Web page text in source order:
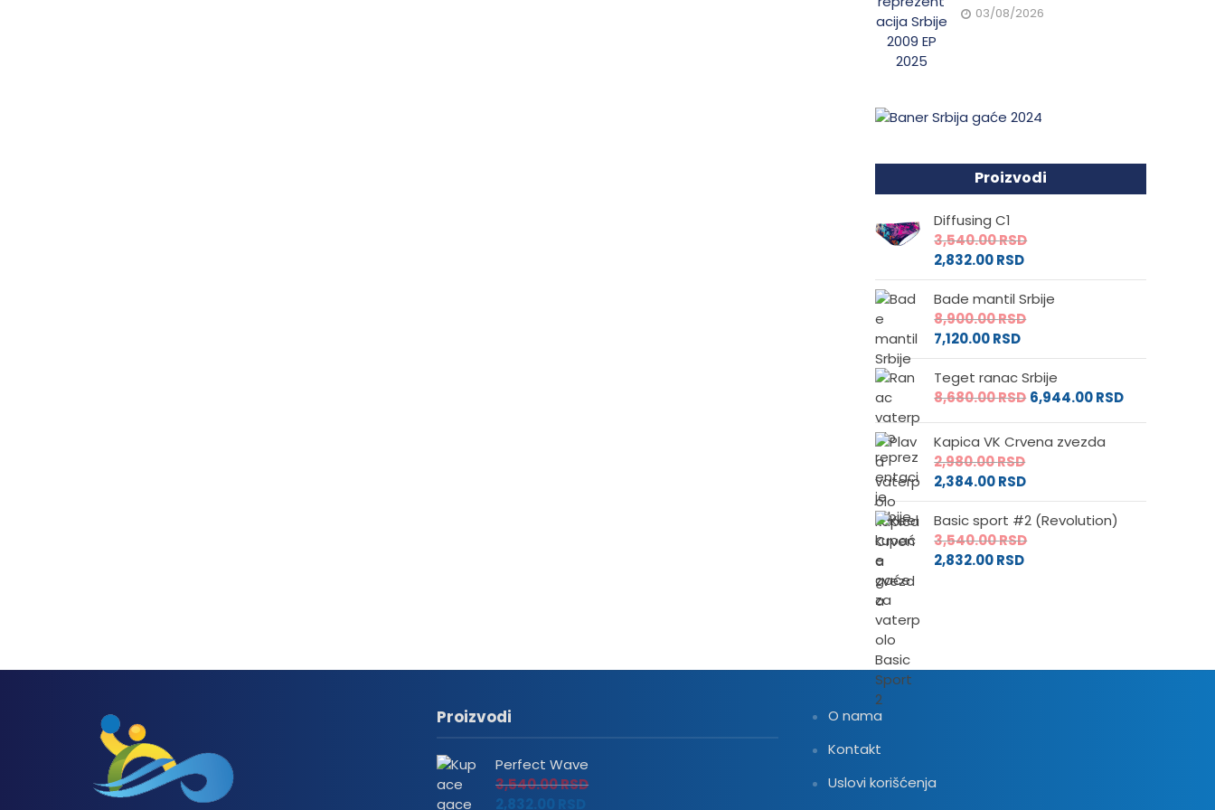
03/08/2026
Proizvodi
Diffusing C1
3,540.00RSD
2,832.00RSD
Bade mantil Srbije
8,900.00RSD
7,120.00RSD
Teget ranac Srbije
8,680.00RSD 6,944.00RSD
Kapica VK Crvena zvezda
2,980.00RSD
2,384.00RSD
Basic sport #2 (Revolution)
3,540.00RSD
2,832.00RSD
Proizvodi
Perfect Wave
3,540.00RSD
2,832.00
O nama
Kontakt
Uslovi korišćenja